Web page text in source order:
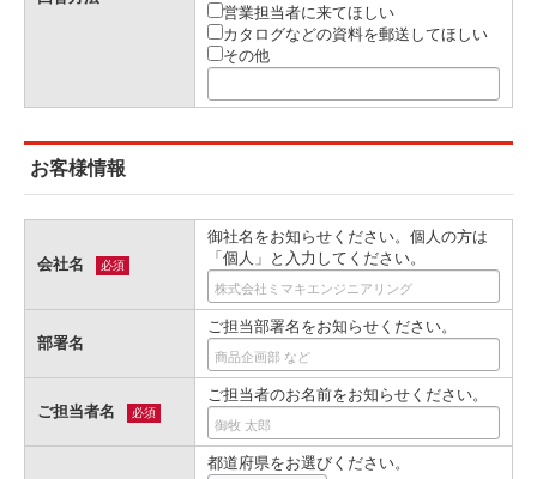
営業担当者に来てほしい
カタログなどの資料を郵送してほしい
その他
お客様情報
会社名 必須
御社名をお知らせください。個人の方は
「個人」と入力してください。
部署名
ご担当部署名をお知らせください。
ご担当者名 必須
ご担当者のお名前をお知らせください。
都道府県をお選びください。